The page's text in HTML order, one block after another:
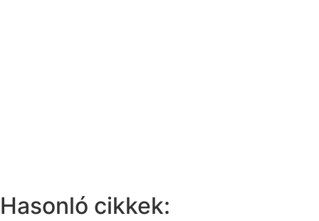
Hasonló cikkek: